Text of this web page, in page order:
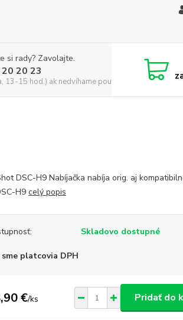
si rady? Zavolajte.
20 23
13-15 hod.) ak nedvíhame použite CHATBOX
DSC-H9 Nabíjačka nabíja orig. aj
H9 celý popis
Skladovo dostupné
sme platcovia DPH
€/ks Pridať do